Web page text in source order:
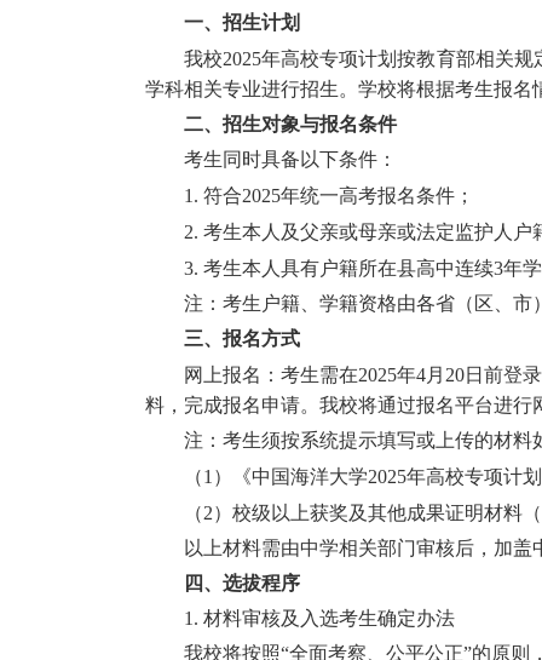
一、招生计划
我校2025年高校专项计划按教育部相关
学科相关专业进行招生。 学校将根据考生报名
二、招生对象与报名条件
考生同时具备以下条件：
1. 符合2025年统一高考报名条件；
2. 考生本人及父亲或母亲或法定监护人
3. 考生本人具有户籍所在县高中连续3年
注：考生户籍、学籍资格由各省（区、
三、报名方式
网上报名：考生需在2025年4月 20日前登
料，完成报名申请。我校将通过报名平台进
注：考生须按系统提示填写或上传的材料
（1 ）《中国海洋大学2025年高校专项计
（2）校级以上获奖及其他成果证明材料
以上材料需由中学相关部门审核后，加
四、选拔程序
1. 材料审核及入选考生确定办法
我校将按照“全面考察、公平公正”的原